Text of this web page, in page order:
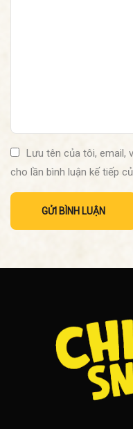
Lưu tên của tôi, email,
cho lần bình luận kế tiếp